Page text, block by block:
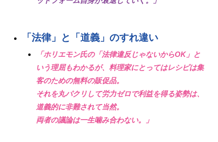
「法律」と「道義」のすれ違い
「ホリエモン氏の「法律違反じゃないからOK」と
いう理屈もわかるが、料理家にとってはレシピは集
客のための無料の販促品。
それを丸パクリして労力ゼロで利益を得る姿勢は、
道義的に非難されて当然。
両者の議論は一生噛み合わない。」